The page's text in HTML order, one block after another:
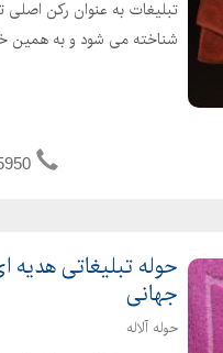
تبلیغات به عنوان رکن اصلی
شناخته می شود و به همین
فشرده است و محصولات به
حوله تبلیغاتی هدیه
جهانی
حوله آلاله